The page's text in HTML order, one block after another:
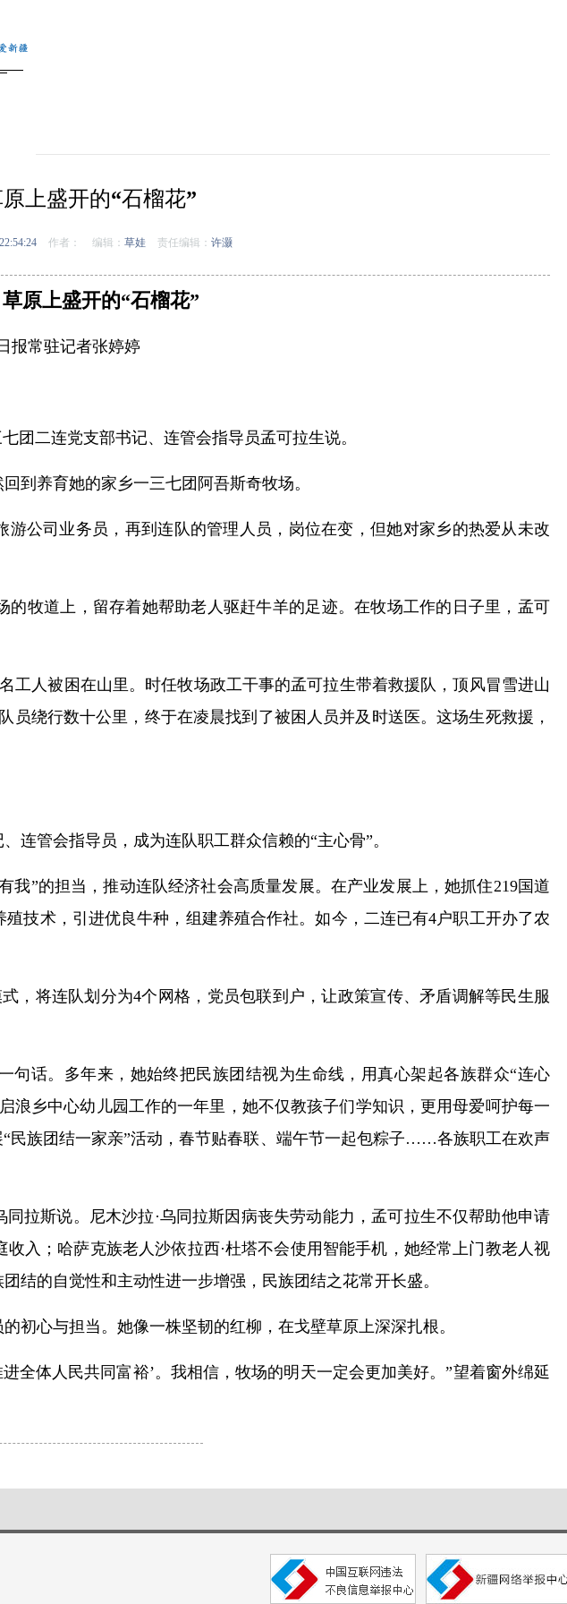
上盛开的“石榴花”
作者： 编辑： 草娃 责任编辑： 许灏
原上盛开的“石榴花”
报常驻记者张婷婷
团二连党支部书记、连管会指导员孟可拉生说。
到养育她的家乡一三七团阿吾斯奇牧场。
公司业务员，再到连队的管理人员，岗位在变，但她对家乡的热爱从未改
牧道上，留存着她帮助老人驱赶牛羊的足迹。在牧场工作的日子里，孟可
工人被困在山里。时任牧场政工干事的孟可拉生带着救援队，顶风冒雪进山
绕行数十公里，终于在凌晨找到了被困人员并及时送医。这场生死救援，
连管会指导员，成为连队职工群众信赖的“主心骨”。
我”的担当，推动连队经济社会高质量发展。在产业发展上，她抓住219国道
技术，引进优良牛种，组建养殖合作社。如今，二连已有4户职工开办了农
，将连队划分为4个网格，党员包联到户，让政策宣传、矛盾调解等民生服
句话。多年来，她始终把民族团结视为生命线，用真心架起各族群众“连心
浪乡中心幼儿园工作的一年里，她不仅教孩子们学知识，更用母爱呵护每一
民族团结一家亲”活动，春节贴春联、端午节一起包粽子……各族职工在欢声
拉斯说。尼木沙拉·乌同拉斯因病丧失劳动能力，孟可拉生不仅帮助他申请
入；哈萨克族老人沙依拉西·杜塔不会使用智能手机，她经常上门教老人视
结的自觉性和主动性进一步增强，民族团结之花常开长盛。
初心与担当。她像一株坚韧的红柳，在戈壁草原上深深扎根。
全体人民共同富裕’。我相信，牧场的明天一定会更加美好。”望着窗外绵延